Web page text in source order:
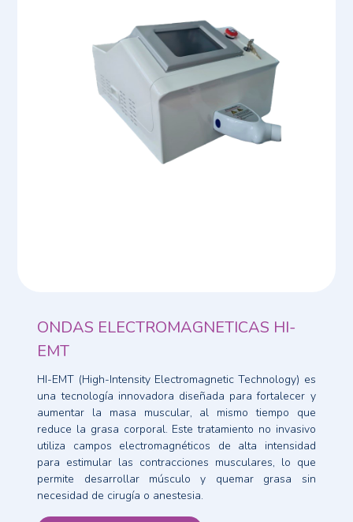
ONDAS ELECTROMAGNETICAS HI-
EMT
HI-EMT (High-Intensity Electromagnetic Technology) es
una tecnología innovadora diseñada para fortalecer y
aumentar la masa muscular, al mismo tiempo que
reduce la grasa corporal. Este tratamiento no invasivo
utiliza campos electromagnéticos de alta intensidad
para estimular las contracciones musculares, lo que
permite desarrollar músculo y quemar grasa sin
necesidad de cirugía o anestesia.